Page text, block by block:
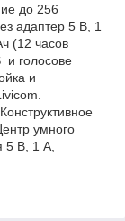
до 256
адаптер 5 В, 1
(12 часов
и голосове
и
умного
5 В, 1 А,